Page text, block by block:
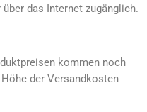
das Internet zugänglich.
kommen noch
der Versandkosten